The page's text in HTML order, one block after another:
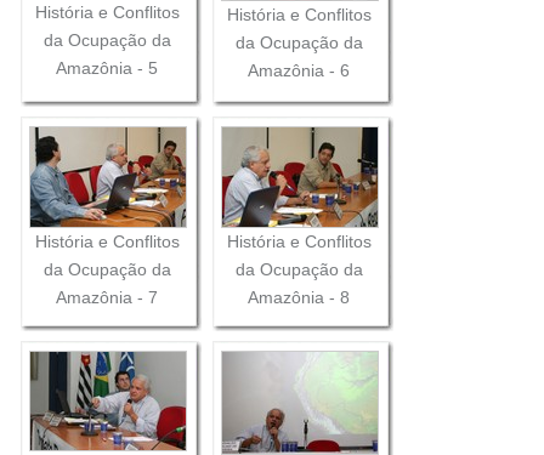
História e Conflitos
da Ocupação da
Amazônia - 5
História e Conflitos
da Ocupação da
Amazônia - 6
História e Conflitos
da Ocupação da
Amazônia - 7
História e Conflitos
da Ocupação da
Amazônia - 8